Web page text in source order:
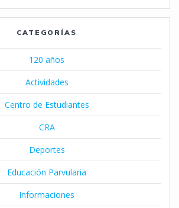
CATEGORÍAS
120 años
Actividades
Centro de Estudiantes
CRA
Deportes
Educación Parvularia
Informaciones